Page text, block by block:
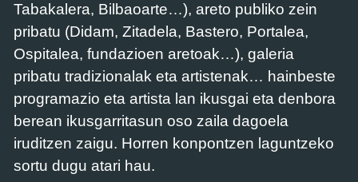
Tabakalera, Bilbaoarte…), areto publiko zein
pribatu (Didam, Zitadela, Bastero, Portalea,
Ospitalea, fundazioen aretoak…), galeria
pribatu tradizionalak eta artistenak… hainbeste
programazio eta artista lan ikusgai eta denbora
berean ikusgarritasun oso zaila dagoela
iruditzen zaigu. Horren konpontzen laguntzeko
sortu dugu atari hau.